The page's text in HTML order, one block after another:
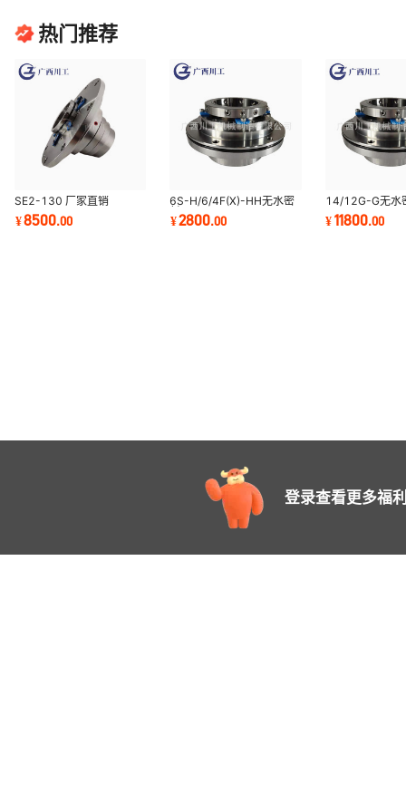
热门推荐
SE2-130 厂家直销
¥8500.00
6S-H/6/4F(X)-HH无水密
封
¥2800.00
14/12G-G无水
¥11800.00
登录查看更多福